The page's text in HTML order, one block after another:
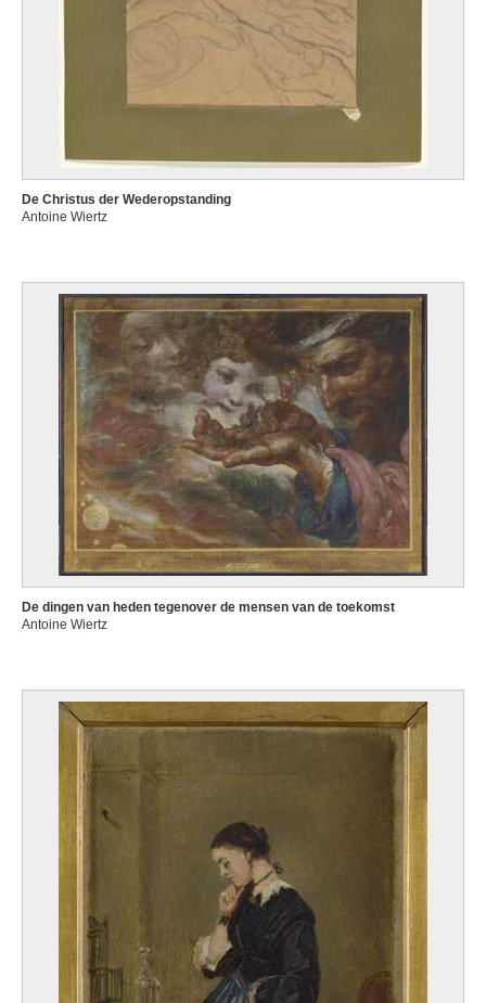
De Christus der Wederopstanding
Antoine Wiertz
De dingen van heden tegenover de mensen van de toekomst
Antoine Wiertz